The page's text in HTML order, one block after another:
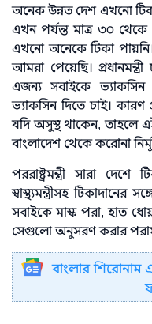
অনেক উন্নত দেশ এখনো
এখন পর্যন্ত মাত্র ৩০
এখনো অনেকে টিকা পায়নি।
আমরা পেয়েছি।
এজন্য সবাইকে
ভ্যাকসিন দিতে চাই। কারণ
যদি অসুস্থ থাকেন, তাহলে
বাংলাদেশ থেকে করোনা
পররাষ্ট্রমন্ত্রী সারা
স্বাস্থ্যমন্ত্রীসহ টিকাদানের
সবাইকে মাস্ক পরা, হাত
সেগুলো অনুসরণ করার
বাংলার